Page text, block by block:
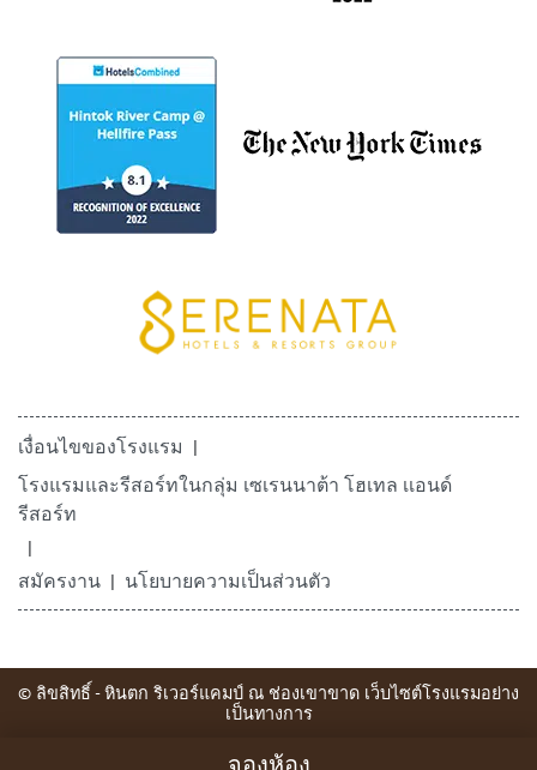
เงื่อนไขของโรงแรม
โรงแรมและรีสอร์ทในกลุ่ม เซเรนนาต้า โฮเทล เเอนด์
รีสอร์ท
สมัครงาน นโยบายความเป็นส่วนตัว
© ลิขสิทธิ์ - หินตก ริเวอร์แคมป์ ณ ช่องเขาขาด เว็บไซต์โรงแรมอย่าง
เป็นทางการ